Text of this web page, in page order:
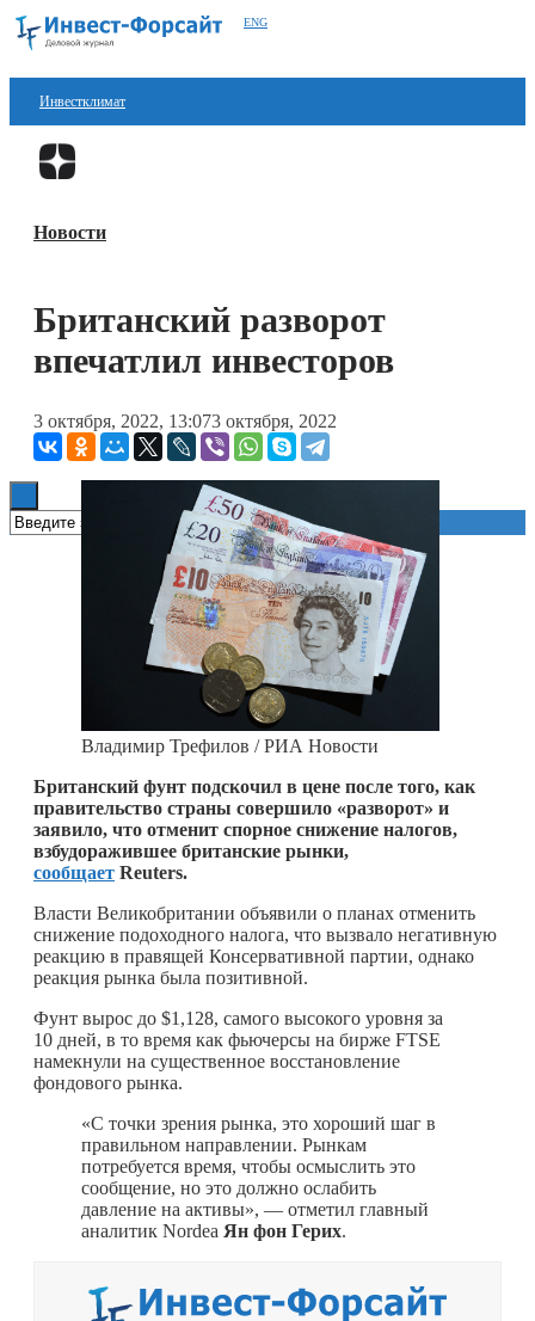
ENG
Инвестклимат
Финансы
Блокчейн
Технологии
Книги
Новости
Британский разворот
впечатлил инвесторов
3 октября, 2022, 13:073 октября, 2022
Владимир Трефилов / РИА Новости
Британский фунт подскочил в цене после того, как
правительство страны совершило «разворот» и
заявило, что отменит спорное снижение налогов,
взбудоражившее британские рынки,
сообщает Reuters.
Власти Великобритании объявили о планах отменить
снижение подоходного налога, что вызвало негативную
реакцию в правящей Консервативной партии, однако
реакция рынка была позитивной.
Фунт вырос до $1,128, самого высокого уровня за
10 дней, в то время как фьючерсы на бирже FTSE
намекнули на существенное восстановление
фондового рынка.
«С точки зрения рынка, это хороший шаг в
правильном направлении. Рынкам
потребуется время, чтобы осмыслить это
сообщение, но это должно ослабить
давление на активы», — отметил главный
аналитик Nordea Ян фон Герих.